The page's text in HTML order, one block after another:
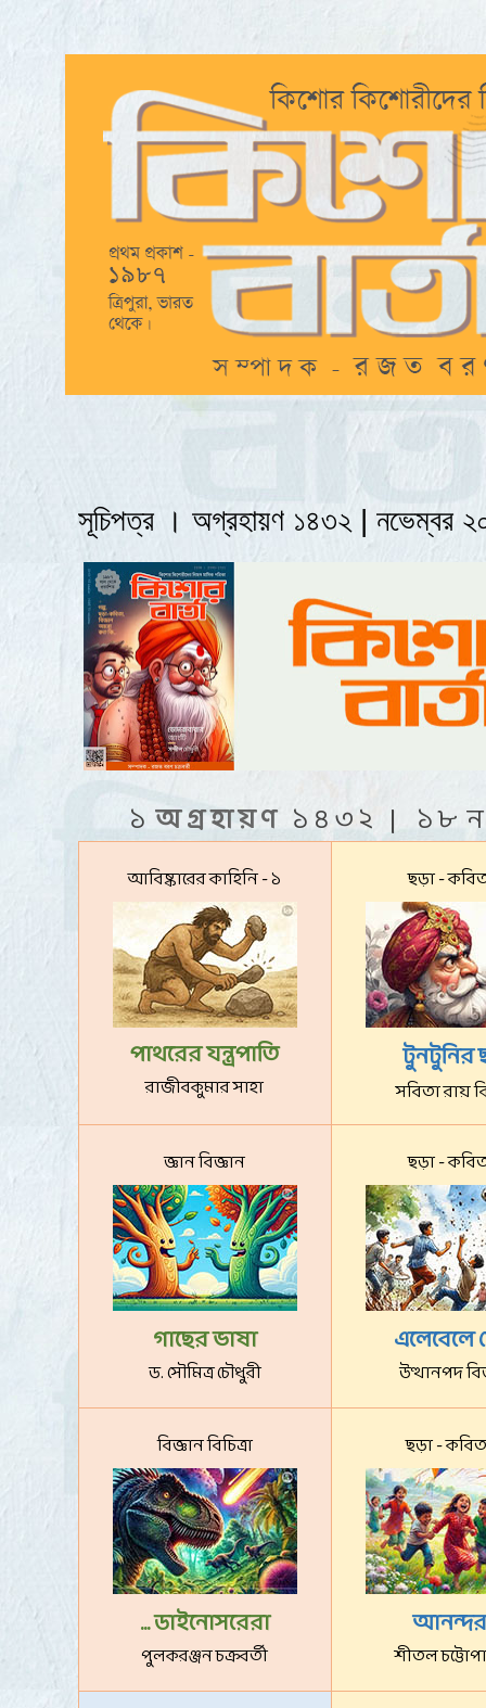
সূচিপত্র । অগ্রহায়ণ ১৪৩২ | নভেম্বর
১ অ গ্র হা য় ণ ১ ৪ ৩ ২ | ১ ৮
আবিষ্কারের কাহিনি - ১
পাথরের যন্ত্রপাতি
রাজীবকুমার সাহা
ছড়া -
টুনটুনির
সবিতা রায়
জ্ঞান বিজ্ঞান
গাছের ভাষা
ড. সৌমিত্র চৌধুরী
ছড়া -
এলেবেলে
উত্থানপদ
বিজ্ঞান বিচিত্রা
... ডাইনোসরেরা
পুলকরঞ্জন চক্রবর্তী
ছড়া -
শীতল